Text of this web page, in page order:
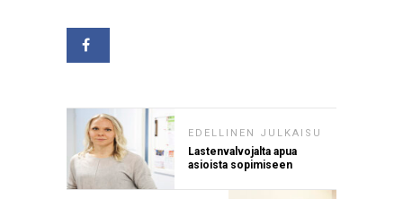
EDELLINEN JULKAISU
Lastenvalvojalta apua
asioista sopimiseen